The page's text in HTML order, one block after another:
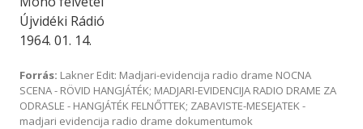
Újvidéki Rádió
1964. 01. 14.
Forrás: Lakner Edit: Madjari-evidencija radio drame NOCNA
SCENA - RÖVID HANGJÁTÉK; MADJARI-EVIDENCIJA RADIO DRAME ZA
ODRASLE - HANGJÁTÉK FELNŐTTEK; ZABAVISTE-MESEJATEK -
madjari evidencija radio drame dokumentumok